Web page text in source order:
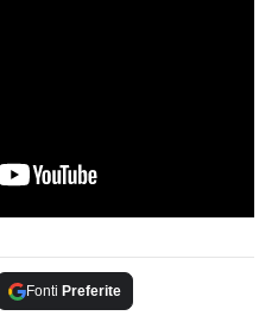
Fonti Preferite